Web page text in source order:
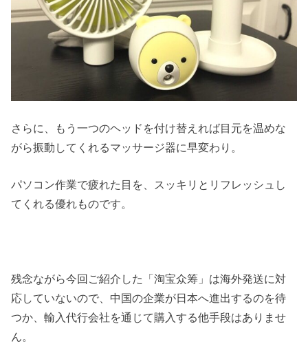
さらに、もう一つのヘッドを付け替えれば目元を温めな
がら振動してくれるマッサージ器に早変わり。
パソコン作業で疲れた目を、スッキリとリフレッシュし
てくれる優れものです。
残念ながら今回ご紹介した「淘宝众筹」は海外発送に対
応していないので、中国の企業が日本へ進出するのを待
つか、輸入代行会社を通じて購入する他手段はありませ
ん。